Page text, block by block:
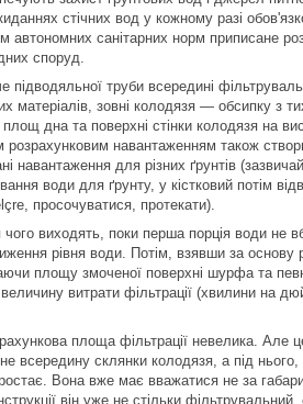
стічних вод у кожному разі
автономних санітарних норм приписане
споруд.
труби всередині
зовні колодязя — обсипку з
дна та поверхні стінки колодязя на
розрахунковим навантаженням також
навантаження для різних ґрунтів
води для ґрунту, у кістковий потім
просочуватися, протекати).
виходять, поки перша порція води не
рівня води. Потім, взявши за основу
площу змоченої поверхні шурфа та
витрати фільтрації (хвилини на
площа фільтрації невелика. Але
всередину склянки колодязя, а під
Вона вже має вважатися не за
він уже не стільки фільтрувальний,